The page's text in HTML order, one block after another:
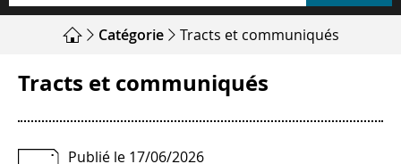
Catégorie Tracts et communiqués
Tracts et communiqués
Publié le 17/06/2026